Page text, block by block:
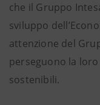
che il Gruppo
sviluppo
attenzione del
perseguono la
sostenibili.